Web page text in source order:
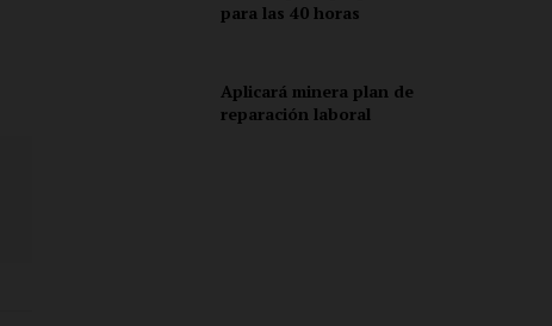
para las 40 horas
Aplicará minera plan de
reparación laboral